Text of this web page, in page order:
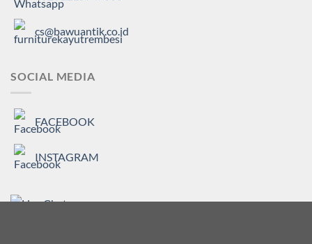
cs@bawuantik.co.id
SOCIAL MEDIA
FACEBOOK
INSTAGRAM